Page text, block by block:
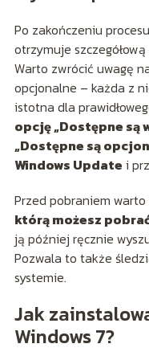
Po zakończeniu
otrzymuje
Warto zwrócić uwagę
opcjonalne – każda z
istotna dla
opcję „Dostępne są
„Dostępne są
Windows Update i
Przed pobraniem warto
którą możesz
ją później ręcznie
Pozwala to także
systemie.
Jak
Windows 7?